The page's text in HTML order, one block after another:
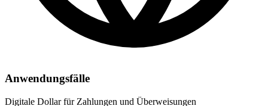
Anwendungsfälle
Digitale Dollar für Zahlungen und Überweisungen